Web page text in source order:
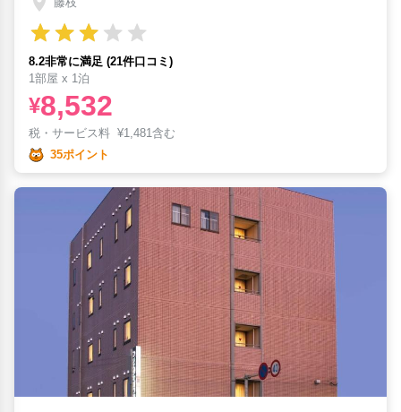
8.2非常に満足 (21件口コミ)
1部屋 x 1泊
¥8,532
税・サービス料 ¥1,481含む
35ポイント